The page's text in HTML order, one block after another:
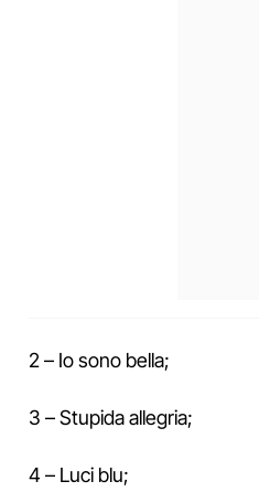
2 – Io sono bella;
3 – Stupida allegria;
4 – Luci blu;